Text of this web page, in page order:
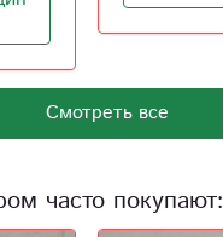
Смотреть все
часто покупают: